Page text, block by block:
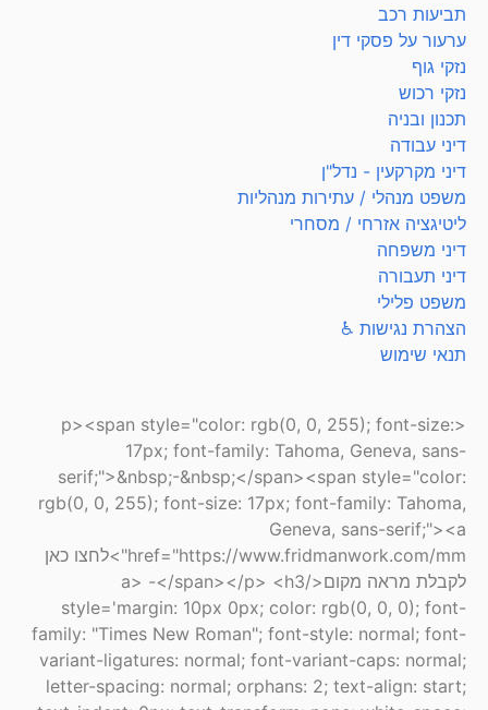
תביעות רכב
ערעור על פסקי דין
נזקי גוף
נזקי רכוש
תכנון ובניה
דיני עבודה
דיני מקרקעין - נדל"ן
משפט מנהלי / עתירות מנהליות
ליטיגציה אזרחי / מסחרי
דיני משפחה
דיני תעבורה
משפט פלילי
הצהרת נגישות ♿
תנאי שימוש
<p><span style="color: rgb(0, 0, 255); font-size:
17px; font-family: Tahoma, Geneva, sans-
serif;">&nbsp;-&nbsp;</span><span style="color:
rgb(0, 0, 255); font-size: 17px; font-family: Tahoma,
Geneva, sans-serif;"><a
href="https://www.fridmanwork.com/mm">לחצו כאן
לקבלת מראה מקום</a> -</span></p> <h3
style='margin: 10px 0px; color: rgb(0, 0, 0); font-
family: "Times New Roman"; font-style: normal; font-
variant-ligatures: normal; font-variant-caps: normal;
letter-spacing: normal; orphans: 2; text-align: start;